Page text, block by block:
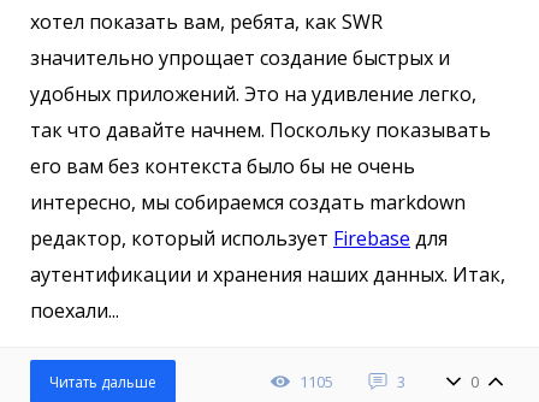
хотел показать вам, ребята, как SWR
значительно упрощает создание быстрых и
удобных приложений. Это на удивление легко,
так что давайте начнем. Поскольку показывать
его вам без контекста было бы не очень
интересно, мы собираемся создать markdown
редактор, который использует Firebase для
аутентификации и хранения наших данных. Итак,
поехали...
1105 3 0
Читать дальше